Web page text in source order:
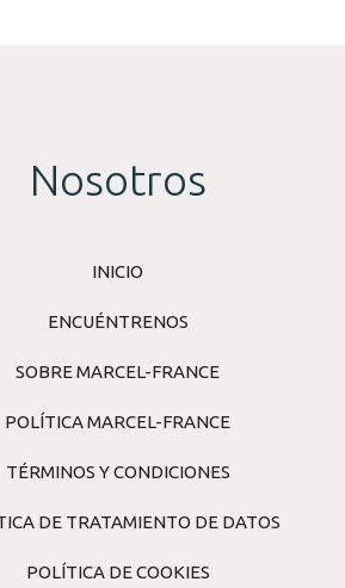
Nosotros
INICIO
ENCUÉNTRENOS
SOBRE MARCEL-FRANCE
POLÍTICA MARCEL-FRANCE
TÉRMINOS Y CONDICIONES
DE TRATAMIENTO DE DATOS
POLÍTICA DE COOKIES